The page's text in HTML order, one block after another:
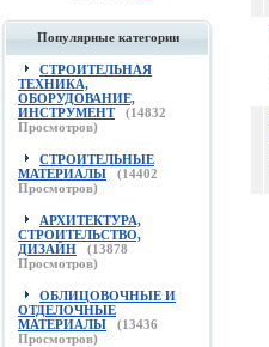
Популярные категории
СТРОИТЕЛЬНАЯ
ТЕХНИКА,
ОБОРУДОВАНИЕ,
ИНСТРУМЕНТ
(14832
Просмотров)
СТРОИТЕЛЬНЫЕ
МАТЕРИАЛЫ
(14402
Просмотров)
АРХИТЕКТУРА,
СТРОИТЕЛЬСТВО,
ДИЗАЙН
(13878
Просмотров)
ОБЛИЦОВОЧНЫЕ И
ОТДЕЛОЧНЫЕ
МАТЕРИАЛЫ
(13436
Просмотров)